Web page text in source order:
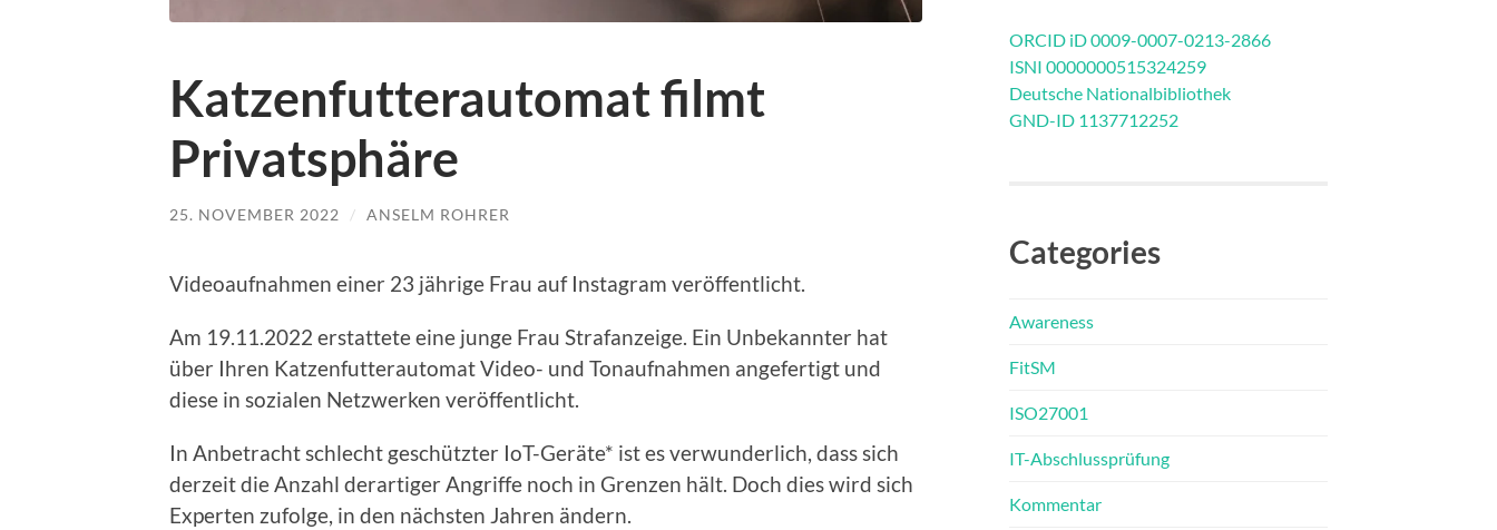
Katzenfutterautomat filmt
Privatsphäre
25. NOVEMBER 2022 / ANSELM ROHRER
Videoaufnahmen einer 23 jährige Frau auf Instagram veröffentlicht.
Am 19.11.2022 erstattete eine junge Frau Strafanzeige. Ein Unbekannter hat
über Ihren Katzenfutterautomat Video- und Tonaufnahmen angefertigt und
diese in sozialen Netzwerken veröffentlicht.
In Anbetracht schlecht geschützter IoT-Geräte* ist es verwunderlich, dass sich
derzeit die Anzahl derartiger Angriffe noch in Grenzen hält. Doch dies wird sich
Experten zufolge, in den nächsten Jahren ändern.
ORCID iD 0009-0007-0213-2866
ISNI 0000000515324259
Deutsche Nationalbibliothek
GND-ID 1137712252
Categories
Awareness
FitSM
ISO27001
IT-Abschlussprüfung
Kommentar